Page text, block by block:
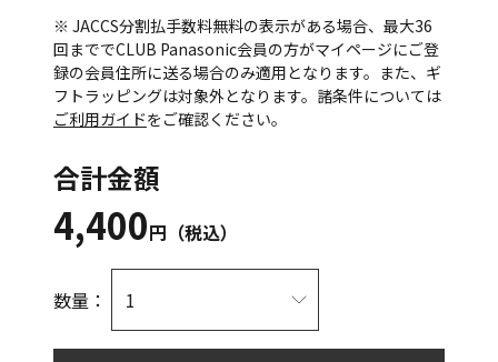
※ JACCS分割払手数料無料の表示がある場合、最大36
回まででCLUB Panasonic会員の方がマイページにご登
録の会員住所に送る場合のみ適用となります。また、ギ
フトラッピングは対象外となります。諸条件については
ご利用ガイドをご確認ください。
合計金額
4,400円（税込）
数量：